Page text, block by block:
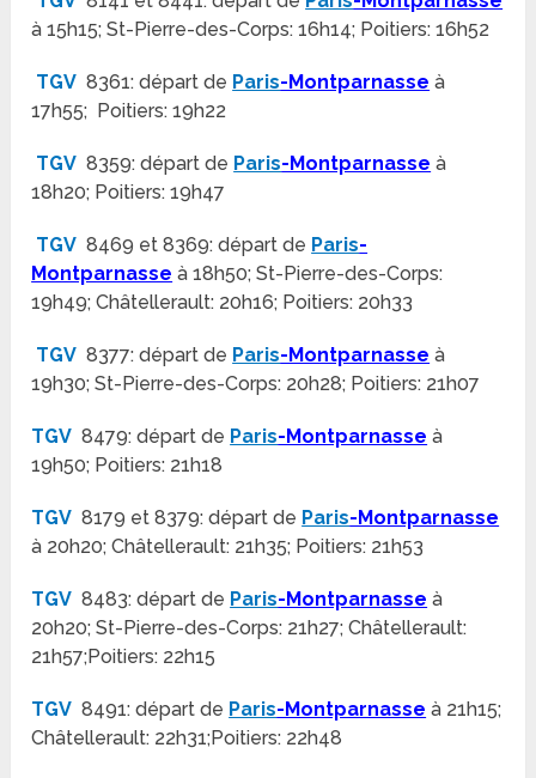
à 15h15; St-Pierre-des-Corps: 16h14; Poitiers: 16h52
TGV 8361: départ de Paris-Montparnasse à
17h55; Poitiers: 19h22
TGV 8359: départ de Paris-Montparnasse à
18h20; Poitiers: 19h47
TGV 8469 et 8369: départ de Paris-
Montparnasse à 18h50; St-Pierre-des-Corps:
19h49; Châtellerault: 20h16; Poitiers: 20h33
TGV 8377: départ de Paris-Montparnasse à
19h30; St-Pierre-des-Corps: 20h28; Poitiers: 21h07
TGV 8479: départ de Paris-Montparnasse à
19h50; Poitiers: 21h18
TGV 8179 et 8379: départ de Paris-Montparnasse
à 20h20; Châtellerault: 21h35; Poitiers: 21h53
TGV 8483: départ de Paris-Montparnasse à
20h20; St-Pierre-des-Corps: 21h27; Châtellerault:
21h57;Poitiers: 22h15
TGV 8491: départ de Paris-Montparnasse à 21h15;
Châtellerault: 22h31;Poitiers: 22h48